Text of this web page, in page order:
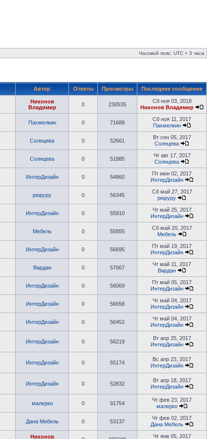
Часовой пояс: UTC + 3 часа
Автор Ответы Просмотры Последнее сообщение
Никонов
Владимир
0 230535
Сб ноя 03, 2018
Никонов Владимир
Пахмелкин 0 71688
Сб ноя 11, 2017
Пахмелкин
Солнцева 0 52661
Вт сен 05, 2017
Солнцева
Солнцева 0 51885
Чт авг 17, 2017
Солнцева
ИнтерДизайн 0 54860
Пт июн 02, 2017
ИнтерДизайн
рюруру 0 56345
Сб май 27, 2017
рюруру
ИнтерДизайн 0 55910
Чт май 25, 2017
ИнтерДизайн
Мебель 0 55855
Сб май 20, 2017
Мебель
ИнтерДизайн 0 56695
Пт май 19, 2017
ИнтерДизайн
Вардан 0 57067
Чт май 11, 2017
Вардан
ИнтерДизайн 0 56069
Пт май 05, 2017
ИнтерДизайн
ИнтерДизайн 0 56658
Чт май 04, 2017
ИнтерДизайн
ИнтерДизайн 0 56452
Чт май 04, 2017
ИнтерДизайн
ИнтерДизайн 0 56219
Вт апр 25, 2017
ИнтерДизайн
ИнтерДизайн 0 55174
Вс апр 23, 2017
ИнтерДизайн
ИнтерДизайн 0 52832
Вт апр 18, 2017
ИнтерДизайн
малерко 0 91754
Чт фев 23, 2017
малерко
Дана Мебель 0 53137
Чт фев 02, 2017
Дана Мебель
Никонов Чт янв 05, 2017